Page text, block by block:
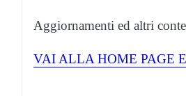
Aggiornamenti ed altri
VAI ALLA HOME PAGE